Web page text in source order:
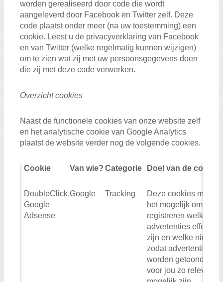
worden gerealiseerd door code die wordt
aangeleverd door Facebook en Twitter zelf. Deze
code plaatst onder meer (na uw toestemming) een
cookie. Leest u de privacyverklaring van Facebook
en van Twitter (welke regelmatig kunnen wijzigen)
om te zien wat zij met uw persoonsgegevens doen
die zij met deze code verwerken.
Overzicht cookies
Naast de functionele cookies van onze website zelf
en het analytische cookie van Google Analytics
plaatst de website verder nog de volgende cookies.
Cookie Van wie? Categorie Doel van de cookie
DoubleClick,
Google
Adsense
Google Tracking
Deze cookies maken
het mogelijk om te
registreren welke
advertenties effectief
zijn en welke niet,
zodat advertenties
worden getoond die
voor jou zo relevant